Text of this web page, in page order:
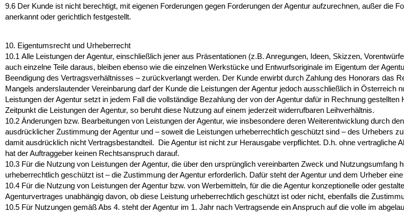
9.6 Der Kunde ist nicht berechtigt, mit eigenen Forderungen gegen Forderungen der Agentur aufzurechnen, außer die
anerkannt oder gerichtlich festgestellt.
10. Eigentumsrecht und Urheberrecht
10.1 Alle Leistungen der Agentur, einschließlich jener aus Präsentationen (z.B. Anregungen, Ideen, Skizzen,
auch einzelne Teile daraus, bleiben ebenso wie die einzelnen Werkstücke und Entwurfsoriginale im Eigentum der
Beendigung des Vertragsverhältnisses – zurückverlangt werden. Der Kunde erwirbt durch Zahlung des Honorars das
Mangels anderslautender Vereinbarung darf der Kunde die Leistungen der Agentur jedoch ausschließlich in
Leistungen der Agentur setzt in jedem Fall die vollständige Bezahlung der von der Agentur dafür in Rechnung
Zeitpunkt die Leistungen der Agentur, so beruht diese Nutzung auf einem jederzeit widerrufbaren Leihverhältnis.
10.2 Änderungen bzw. Bearbeitungen von Leistungen der Agentur, wie insbesondere deren Weiterentwicklung durch
ausdrücklicher Zustimmung der Agentur und – soweit die Leistungen urheberrechtlich geschützt sind – des Urhebers
damit ausdrücklich nicht Vertragsbestandteil. Die Agentur ist nicht zur Herausgabe verpflichtet. D.h. ohne vertragliche
hat der Auftraggeber keinen Rechtsanspruch darauf.
10.3 Für die Nutzung von Leistungen der Agentur, die über den ursprünglich vereinbarten Zweck und Nutzungsumfang
urheberrechtlich geschützt ist – die Zustimmung der Agentur erforderlich. Dafür steht der Agentur und dem Urheber
10.4 Für die Nutzung von Leistungen der Agentur bzw. von Werbemitteln, für die die Agentur konzeptionelle oder
Agenturvertrages unabhängig davon, ob diese Leistung urheberrechtlich geschützt ist oder nicht, ebenfalls die
10.5 Für Nutzungen gemäß Abs 4. steht der Agentur im 1. Jahr nach Vertragsende ein Anspruch auf die volle im